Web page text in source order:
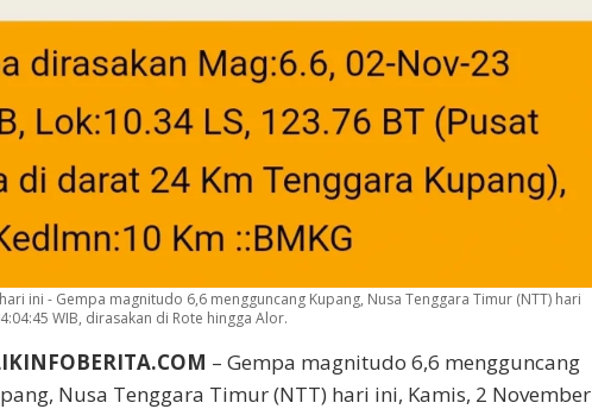
ini - Gempa magnitudo 6,6 mengguncang Kupang, Nusa Tenggara Timur (NTT) hari
WIB, dirasakan di Rote hingga Alor.
– Gempa magnitudo 6,6 mengguncang
Nusa Tenggara Timur (NTT) hari ini, Kamis, 2 November